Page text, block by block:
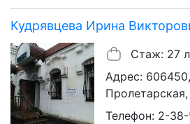
Кудрявцева Ирина
Стаж: 27
Адрес:
Телефон: 2-